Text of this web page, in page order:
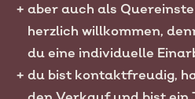
aber auch als
herzlich willkommen,
du eine individuelle
du bist kontaktfreudig,